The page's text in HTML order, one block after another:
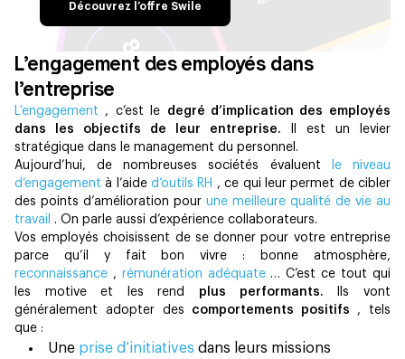
Découvrez l’offre Swile
L’engagement des employés dans
l’entreprise
L’engagement , c’est le degré d’implication des employés
dans les objectifs de leur entreprise.
Il est un levier
stratégique dans le management du personnel.
Aujourd’hui, de nombreuses sociétés évaluent
le niveau
d’engagementà l’aided’outils RH , ce qui leur permet de cibler
des points d’amélioration pour une meilleure qualité de vie au
travail . On parle aussi d’expérience collaborateurs.
Vos employés choisissent de se donner pour votre entreprise
parce qu’il y fait bon vivre : bonne atmosphère,
reconnaissance , rémunération adéquate … C’est ce tout qui
les motive et les rend plus performants.
Ils vont
généralement adopter des comportements positifs , tels
que :
Une prise d’initiatives dans leurs missions